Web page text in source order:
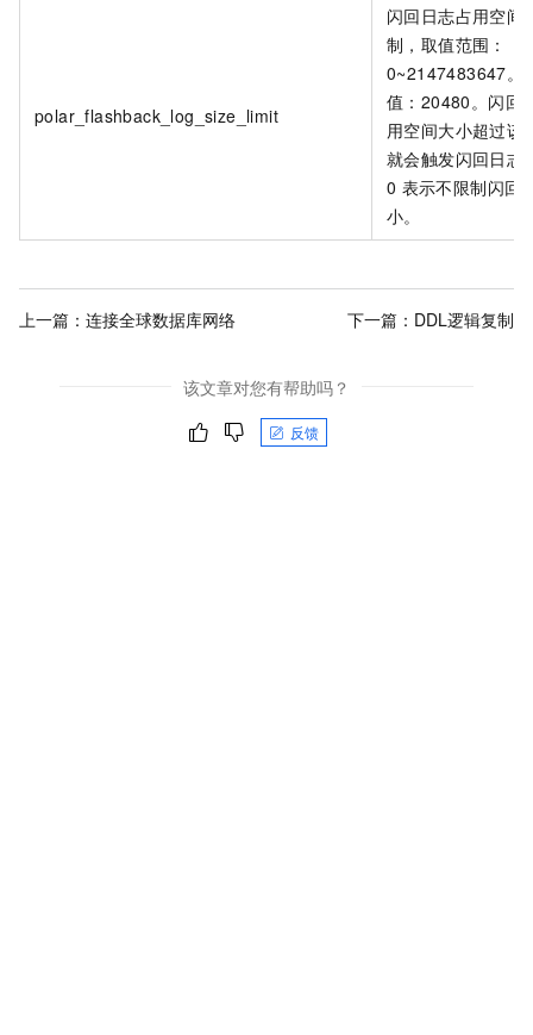
polar_flashback_log_size_limit
闪回日志占用空间
制，取值范围：
0~2147483647。
值：20480。闪回
用空间大小超过该
就会触发闪回日志
0 表示不限制闪回
小。
上一篇： 连接全球数据库网络 下一篇： DDL逻辑复制
该文章对您有帮助吗？
反馈